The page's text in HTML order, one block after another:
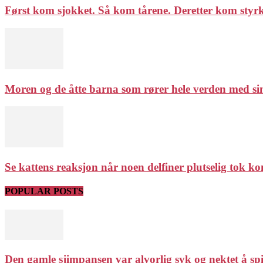
Først kom sjokket. Så kom tårene. Deretter kom
Moren og de åtte barna som rører hele verden med
Se kattens reaksjon når noen delfiner plutselig tok
POPULAR POSTS
Den gamle sjimpansen var alvorlig syk og nektet å